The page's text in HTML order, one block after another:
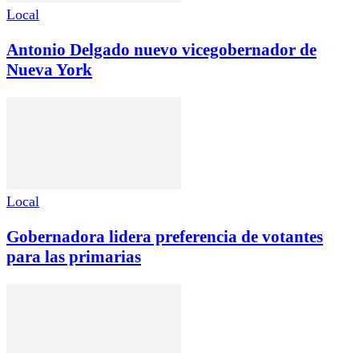
Local
Antonio Delgado nuevo vicegobernador de
Nueva York
Local
Gobernadora lidera preferencia de votantes
para las primarias